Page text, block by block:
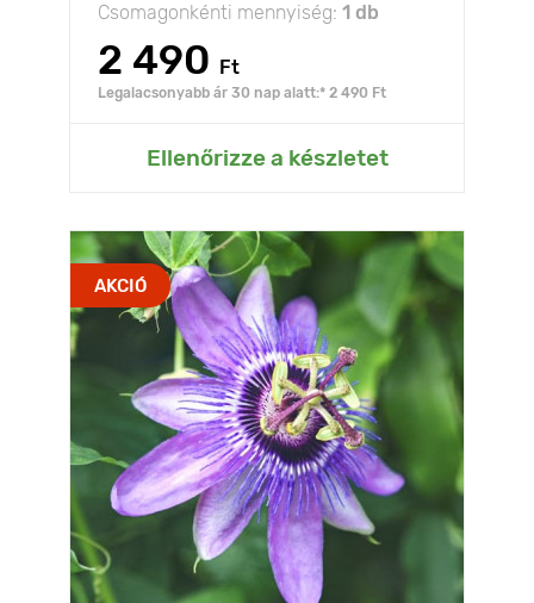
Csomagonkénti mennyiség: 1 db
2 490 Ft
Legalacsonyabb ár 30 nap alatt:* 2 490 Ft
Ellenőrizze a készletet
AKCIÓ